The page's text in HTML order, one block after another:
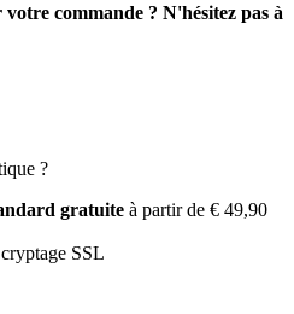
commande ? N'hésitez pas à
?
gratuite à partir de € 49,90
SSL